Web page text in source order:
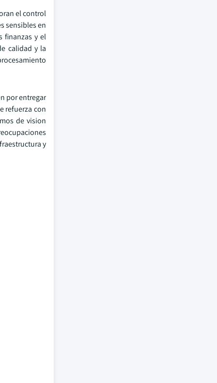
el control
sensibles en
finanzas y el
calidad y la
por entregar
refuerza con
de vision
y